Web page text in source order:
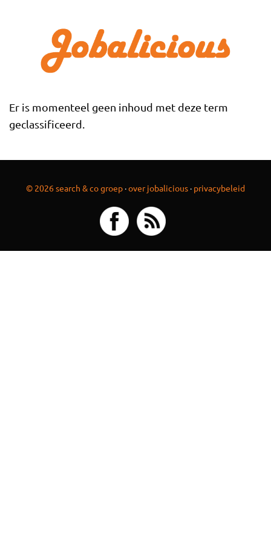
Er is momenteel geen inhoud met deze term
geclassificeerd.
© 2026 search & co groep ·over jobalicious · privacybeleid